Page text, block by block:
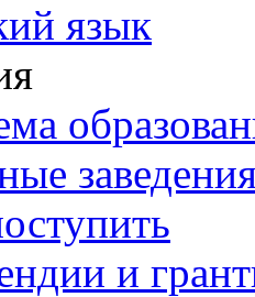
язык
и